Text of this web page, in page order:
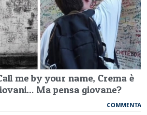
me by your name, Crema è
Ma pensa giovane?
COMMENTA